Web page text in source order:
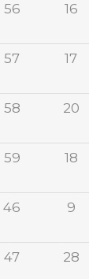
56 16
57 17
58 20
59 18
46 9
47 28